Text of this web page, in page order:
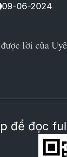
09-06-2024
lời của
để đọc